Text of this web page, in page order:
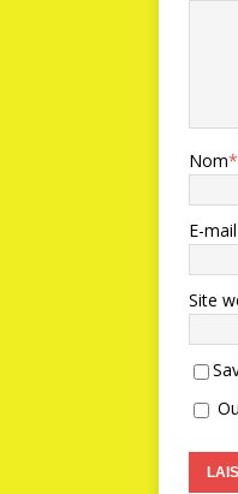
Nom*
E-mail
Site